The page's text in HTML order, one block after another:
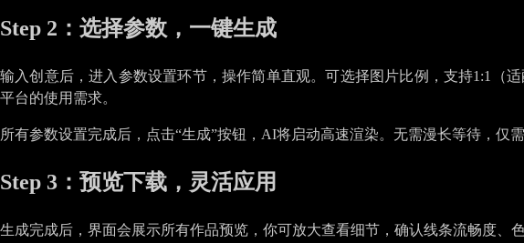
Step 2：选择参数，一键生成
输入创意后，进入参数设置环节，操作简单直观。可选择图片比例，支持1:1（适
平台的使用需求。
所有参数设置完成后，点击“生成”按钮，AI将启动高速渲染。无需漫长等待，仅
Step 3：预览下载，灵活应用
生成完成后，界面会展示所有作品预览，你可放大查看细节，确认线条流畅度、